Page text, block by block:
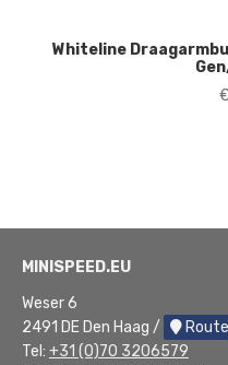
Whiteline
MINISPEED.EU
Weser 6
2491 DE Den Haag /
Route
Tel: +31 (0)70 3206579